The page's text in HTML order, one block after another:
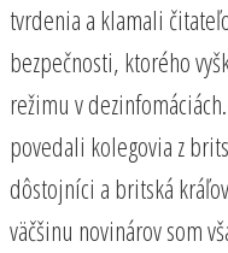
tvrdenia a klamali
bezpečnosti, ktorého
režimu v
povedali kolegovia z
dôstojníci a britská
väčšinu novinárov som